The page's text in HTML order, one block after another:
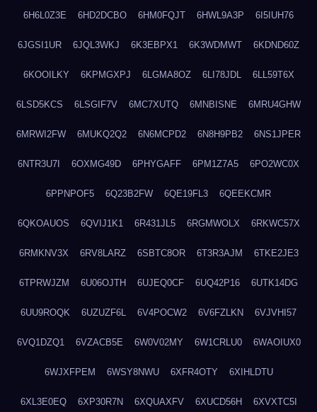
6H6L0Z3E 6HD2DCBO 6HM0FQJT 6HWL9A3P 6I5IUH76
6JGSI1UR 6JQL3WKJ 6K3EBPX1 6K3WDMWT 6KDND60Z
6KOOILKY 6KPMGXPJ 6LGMA8OZ 6LI78JDL 6LL59T6X
6LSD5KCS 6LSGIF7V 6MC7XUTQ 6MNBISNE 6MRU4GHW
6MRWI2FW 6MUKQ2Q2 6N6MCPD2 6N8H9PB2 6NS1JPER
6NTR3U7I 6OXMG49D 6PHYGAFF 6PM1Z7A5 6PO2WC0X
6PPNPOF5 6Q23B2FW 6QE19FL3 6QEEKCMR
6QKOAUOS 6QVIJ1K1 6R431JL5 6RGMWOLX 6RKWC57X
6RMKNV3X 6RV8LARZ 6SBTC8OR 6T3R3AJM 6TKE2JE3
6TPRWJZM 6U06OJTH 6UJEQ0CF 6UQ42P16 6UTK14DG
6UU9ROQK 6UZUZF6L 6V4POCW2 6V6FZLKN 6VJVHI57
6VQ1DZQ1 6VZACB5E 6W0V02MY 6W1CRLU0 6WAOIUX0
6WJXFPEM 6WSY8NWU 6XFR4OTY 6XIHLDTU
6XL3E0EQ 6XP30R7N 6XQUAXFV 6XUCD56H 6XVXTC5I